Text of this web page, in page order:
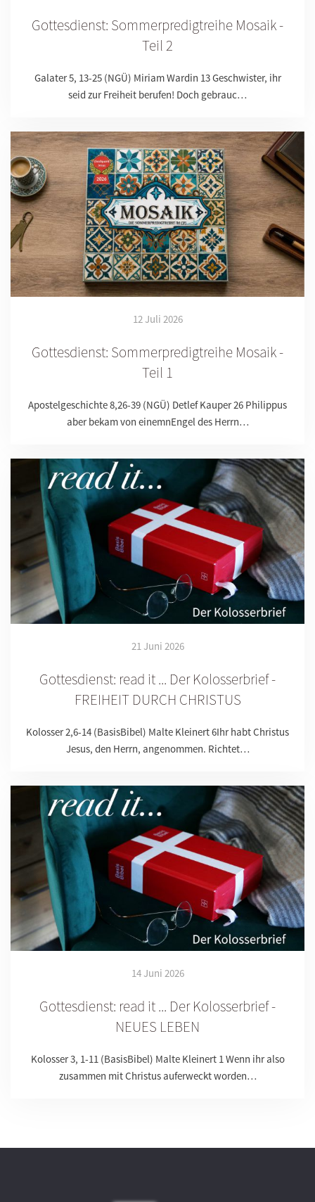
Gottesdienst: Sommerpredigtreihe Mosaik -
Teil 2
Galater 5, 13-25 (NGÜ) Miriam Wardin 13 Geschwister, ihr
seid zur Freiheit berufen! Doch gebrauc…
12 Juli 2026
Gottesdienst: Sommerpredigtreihe Mosaik -
Teil 1
Apostelgeschichte 8,26-39 (NGÜ) Detlef Kauper 26 Philippus
aber bekam von einemnEngel des Herrn…
21 Juni 2026
Gottesdienst: read it ... Der Kolosserbrief -
FREIHEIT DURCH CHRISTUS
Kolosser 2,6-14 (BasisBibel) Malte Kleinert 6Ihr habt Christus
Jesus, den Herrn, angenommen. Richtet…
14 Juni 2026
Gottesdienst: read it ... Der Kolosserbrief -
NEUES LEBEN
Kolosser 3, 1-11 (BasisBibel) Malte Kleinert 1 Wenn ihr also
zusammen mit Christus auferweckt worden…